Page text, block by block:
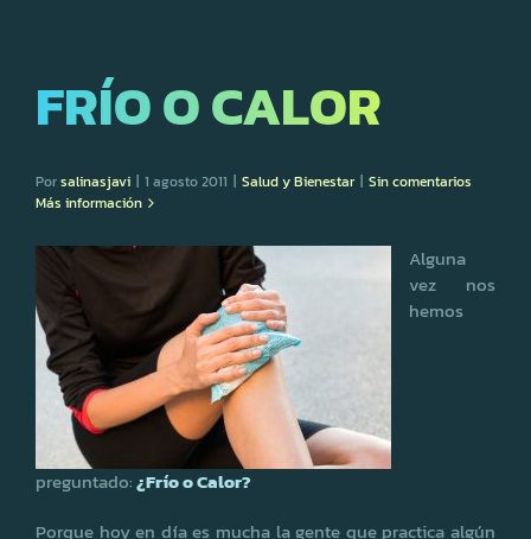
FRÍO O CALOR
Porsalinasjavi | 1 agosto 2011 | Salud y Bienestar | Sin comentarios
Más información
Alguna
vez nos
hemos
preguntado:¿Frío o Calor?
Porque hoy en día es mucha la gente que practica algún